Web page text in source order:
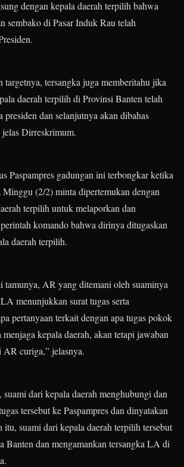
dengan kepala daerah terpilih bahwa
sembako di Pasar Induk Rau telah
tersangka juga memberitahu jika
daerah terpilih di Provinsi Banten telah
presiden dan selanjutnya akan dibahas
jelas Dirreskrimum.
Paspampres gadungan ini terbongkar ketika
(2/2) minta dipertemukan dengan
terpilih untuk melaporkan dan
komando bahwa dirinya ditugaskan
daerah terpilih.
tamunya, AR yang ditemani oleh suaminya
menunjukkan surat tugas serta
pertanyaan terkait dengan apa tugas pokok
menjaga kepala daerah, akan tetapi jawaban
curiga,” jelasnya.
dari kepala daerah menghubungi dan
tersebut ke Paspampres dan dinyatakan
itu, suami dari kepala daerah terpilih tersebut
Banten dan mengamankan tersangka LA di